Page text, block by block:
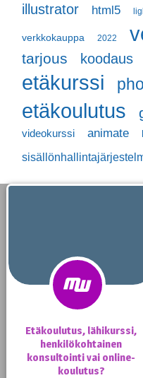
illustrator html5
verkkokauppa 2022
tarjous koodaus
etäkurssi
etäkoulutus
videokurssi animate
Etäkoulutus, lähikurssi,
henkilökohtainen
konsultointi vai online-
koulutus?